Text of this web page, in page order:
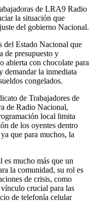
de LRA9 Radio
la situación que
del gobierno Nacional.
del Estado Nacional que
de presupuesto y
abierta con chocolate para
demandar la inmediata
congelados.
de Trabajadores de
de Radio Nacional,
local limita
de los oyentes dentro
que para muchos, la
mucho más que un
la comunidad, su rol es
de crisis, como
crucial para las
de telefonía celular